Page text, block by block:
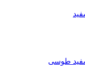
طوسی